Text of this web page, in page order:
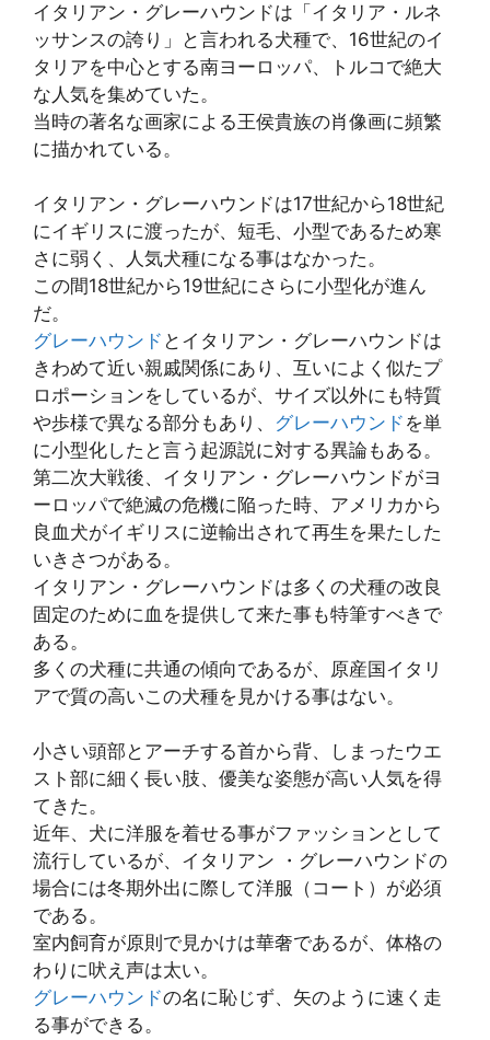
イタリアン・グレーハウンドは「イタリア・ルネ
ッサンスの誇り」と言われる犬種で、16世紀のイ
タリアを中心とする南ヨーロッパ、トルコで絶大
な人気を集めていた。
当時の著名な画家による王侯貴族の肖像画に頻繁
に描かれている。
イタリアン・グレーハウンドは17世紀から18世紀
にイギリスに渡ったが、短毛、小型であるため寒
さに弱く、人気犬種になる事はなかった。
この間18世紀から19世紀にさらに小型化が進ん
だ。
グレーハウンド とイタリアン・グレーハウンドは
きわめて近い親戚関係にあり、互いによく似たプ
ロポーションをしているが、サイズ以外にも特質
や歩様で異なる部分もあり、 グレーハウンド を単
に小型化したと言う起源説に対する異論もある。
第二次大戦後、イタリアン・グレーハウンドがヨ
ーロッパで絶滅の危機に陥った時、アメリカから
良血犬がイギリスに逆輸出されて再生を果たした
いきさつがある。
イタリアン・グレーハウンドは多くの犬種の改良
固定のために血を提供して来た事も特筆すべきで
ある。
多くの犬種に共通の傾向であるが、原産国イタリ
アで質の高いこの犬種を見かける事はない。
小さい頭部とアーチする首から背、しまったウエ
スト部に細く長い肢、優美な姿態が高い人気を得
てきた。
近年、犬に洋服を着せる事がファッションとして
流行しているが、イタリアン ・グレーハウンドの
場合には冬期外出に際して洋服（コート）が必須
である。
室内飼育が原則で見かけは華奢であるが、体格の
わりに吠え声は太い。
グレーハウンドの名に恥じず、矢のように速く走
る事ができる。